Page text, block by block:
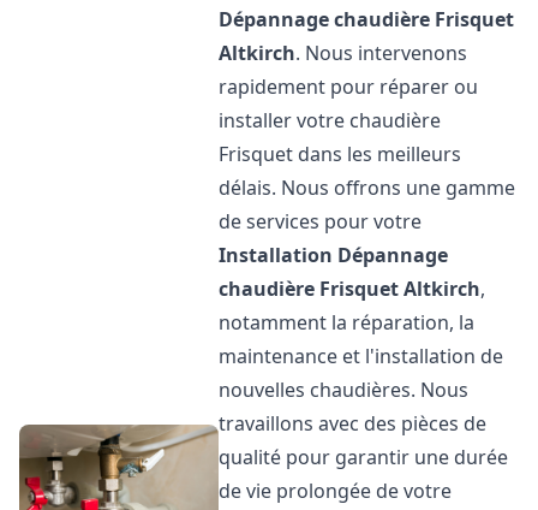
Dépannage chaudière Frisquet
Altkirch. Nous intervenons
rapidement pour réparer ou
installer votre chaudière
Frisquet dans les meilleurs
délais. Nous offrons une gamme
de services pour votre
Installation Dépannage
chaudière FrisquetAltkirch,
notamment la réparation, la
maintenance et l'installation de
nouvelles chaudières. Nous
travaillons avec des pièces de
qualité pour garantir une durée
de vie prolongée de votre